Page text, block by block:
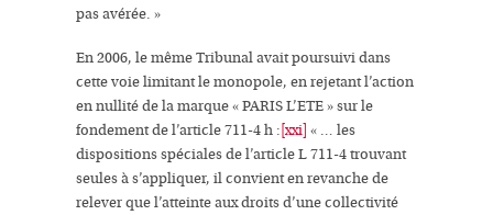
pas avérée. »
En 2006, le même Tribunal avait poursuivi dans
cette voie limitant le monopole, en rejetantl’action
en nullité de la marque« PARIS L’ETE » sur le
fondement de l’article 711-4 h :[xxi] « … les
dispositions spéciales de l’article L 711-4 trouvant
seules à s’appliquer, il convient en revanche de
relever que l’atteinte aux droits d’une collectivité